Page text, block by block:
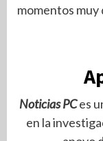
momentos muy
Noticias PCes
en la